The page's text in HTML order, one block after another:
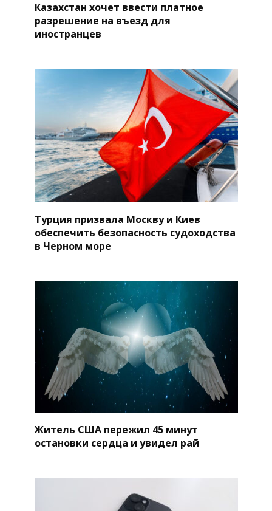
Казахстан хочет ввести платное
разрешение на въезд для
иностранцев
Турция призвала Москву и Киев
обеспечить безопасность судоходства
в Черном море
Житель США пережил 45 минут
остановки сердца и увидел рай